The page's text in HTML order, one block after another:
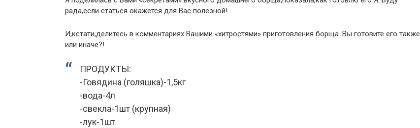
рада,если статься окажется для Вас полезной!
И,кстати,делитесь в комментариях Вашими «хитростями» приготовления борща. Вы готовите его также
или иначе?!
ПРОДУКТЫ:
-Говядина (голяшка)-1,5кг
-вода-4л
-свекла-1шт (крупная)
-лук-1шт